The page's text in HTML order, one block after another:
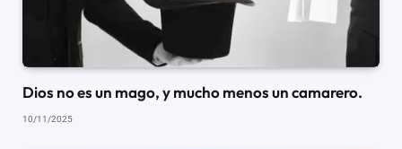
Dios no es un mago, y mucho menos un camarero.
10/11/2025